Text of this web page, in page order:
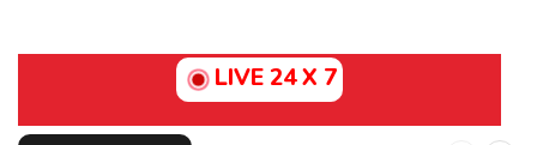
LIVE 24 X 7